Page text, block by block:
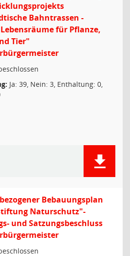
Bahntrassen -
für Pflanze,
Tier"
Ja: 39, Nein: 3, Enthaltung: 0,
Bebauungsplan
Naturschutz"-
und Satzungsbeschluss